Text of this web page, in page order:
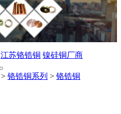
江苏铬锆铜 镍硅铜厂商
> 铬锆铜系列 > 铬锆铜